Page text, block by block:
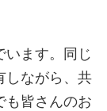
います。同じ
しながら、共
も皆さんのお